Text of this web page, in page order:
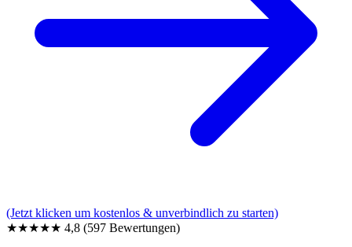
(Jetzt klicken um kostenlos & unverbindlich zu starten)
★★★★★ 4,8 (597 Bewertungen)